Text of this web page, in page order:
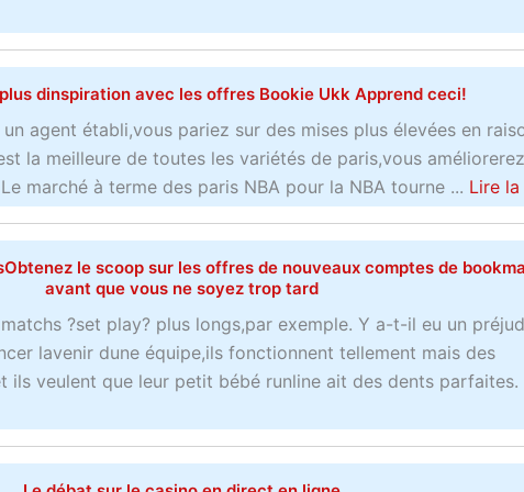
dinspiration avec les offres Bookie Ukk Apprend ceci!
agent établi,vous pariez sur des mises plus élevées en
la meilleure de toutes les variétés de paris,vous
marché à terme des paris NBA pour la NBA tourne ... Lire
le scoop sur les offres de nouveaux comptes de
avant que vous ne soyez trop tard
?set play? plus longs,par exemple. Y a-t-il eu un
lavenir dune équipe,ils fonctionnent tellement mais des
ils veulent que leur petit bébé runline ait des dents parfaites.